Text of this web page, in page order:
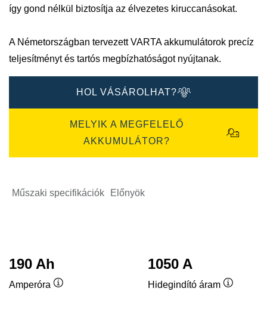
így gond nélkül biztosítja az élvezetes kiruccanásokat.
A Németországban tervezett VARTA akkumulátorok precíz
teljesítményt és tartós megbízhatóságot nyújtanak.​
HOL VÁSÁROLHAT?
MELYIK A MEGFELELŐ
AKKUMULÁTOR?
Műszaki specifikációk Előnyök
190 Ah
Amperóra
1050 A
Hidegindító áram